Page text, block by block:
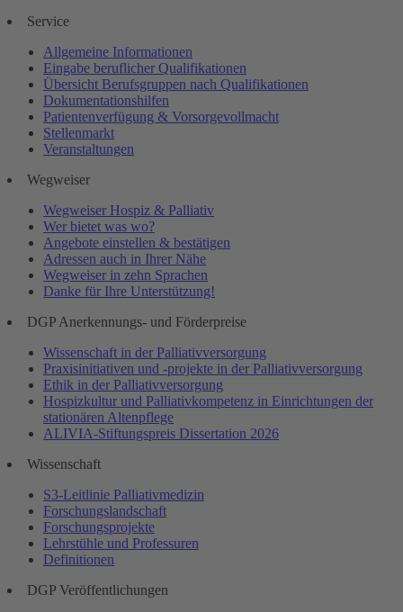
Service
Allgemeine Informationen
Eingabe beruflicher Qualifikationen
Übersicht Berufsgruppen nach Qualifikationen
Dokumentationshilfen
Patientenverfügung & Vorsorgevollmacht
Stellenmarkt
Veranstaltungen
Wegweiser
Wegweiser Hospiz & Palliativ
Wer bietet was wo?
Angebote einstellen & bestätigen
Adressen auch in Ihrer Nähe
Wegweiser in zehn Sprachen
Danke für Ihre Unterstützung!
DGP Anerkennungs- und Förderpreise
Wissenschaft in der Palliativversorgung
Praxisinitiativen und -projekte in der Palliativversorgung
Ethik in der Palliativversorgung
Hospizkultur und Palliativkompetenz in Einrichtungen der
stationären Altenpflege
ALIVIA-Stiftungspreis Dissertation 2026
Wissenschaft
S3-Leitlinie Palliativmedizin
Forschungslandschaft
Forschungsprojekte
Lehrstühle und Professuren
Definitionen
DGP Veröffentlichungen